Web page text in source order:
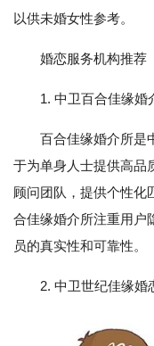
以供未婚女性参考。
婚恋服务机构推荐
1. 中卫百合佳缘婚
百合佳缘婚介所是
于为单身人士提供高品
顾问团队，提供个性化
合佳缘婚介所注重用户
员的真实性和可靠性。
2. 中卫世纪佳缘婚